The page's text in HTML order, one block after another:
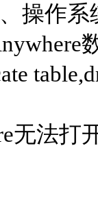
操作
无法